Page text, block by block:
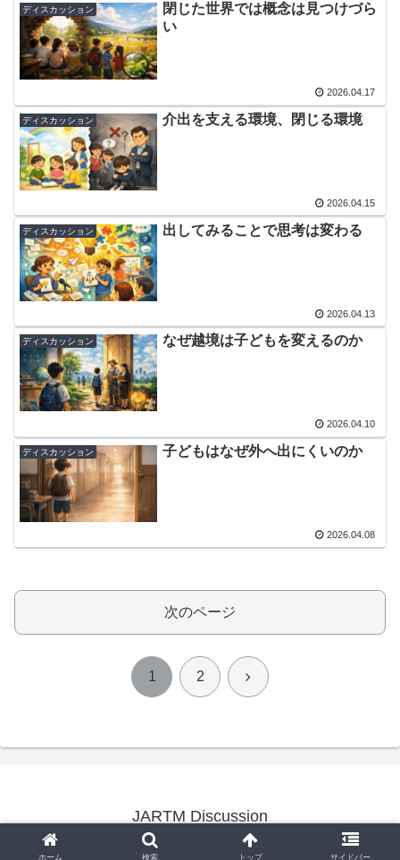
ディスカッション
閉じた世界では概念は見つけづら
い
2026.04.17
ディスカッション 介出を支える環境、閉じる環境
2026.04.15
ディスカッション 出してみることで思考は変わる
2026.04.13
ディスカッション なぜ越境は子どもを変えるのか
2026.04.10
ディスカッション 子どもはなぜ外へ出にくいのか
2026.04.08
次のページ
1 2 次
JARTM Discussion
© 2023 JARTM Discussion.
ホーム 検索 トップ サイドバー